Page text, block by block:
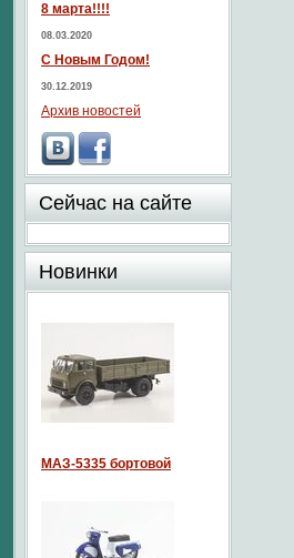
8 марта!!!!
08.03.2020
С Новым Годом!
30.12.2019
Архив новостей
Сейчас на сайте
Новинки
МАЗ-5335 бортовой